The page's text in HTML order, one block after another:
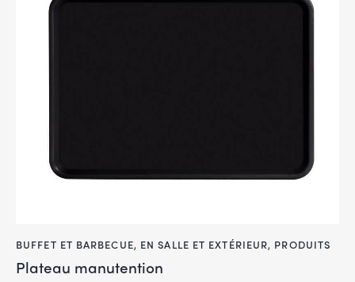
BUFFET ET BARBECUE, EN SALLE ET EXTÉRIEUR, PRODUITS
Plateau manutention